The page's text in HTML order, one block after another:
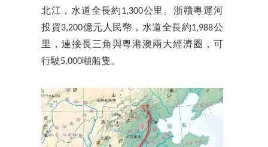
北江，水道全長約1,300公里。浙贛粵運河
投資3,200億元人民幣，水道全長約1,988公
里，連接長三角與粵港澳兩大經濟圈，可
行駛5,000噸船隻。